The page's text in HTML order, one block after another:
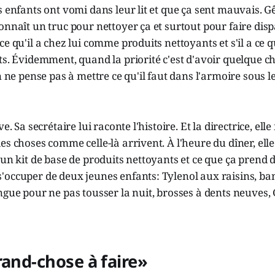
enfants ont vomi dans leur lit et que ça sent mauvais.
un truc pour nettoyer ça et surtout pour faire
qu'il a chez lui comme produits nettoyants et s'il a ce
Évidemment, quand la priorité c'est d'avoir quelque
ne pense pas à mettre ce qu'il faut dans l'armoire sous
Sa secrétaire lui raconte l'histoire. Et la directrice,
choses comme celle-là arrivent. À l'heure du dîner,
kit de base de produits nettoyants et ce que ça prend
de deux jeunes enfants: Tylenol aux raisins,
pour ne pas tousser la nuit, brosses à dents neuves,
chose à faire»